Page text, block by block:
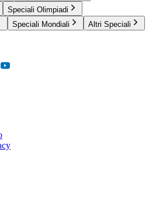
Speciali Olimpiadi
Speciali Mondiali Altri Speciali